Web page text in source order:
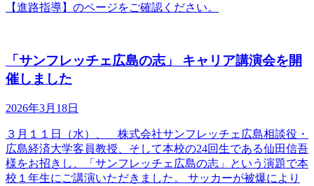
【進路指導】のページをご確認ください。
「サンフレッチェ広島の志」 キャリア講演会を開
催しました
2026年3月18日
３月１１日（水）、 株式会社サンフレッチェ広島相談役・
広島経済大学客員教授、そして本校の24回生である仙田信吾
様をお招きし、「サンフレッチェ広島の志」という演題で本
校１年生にご講演いただきました。 サッカーが被爆により